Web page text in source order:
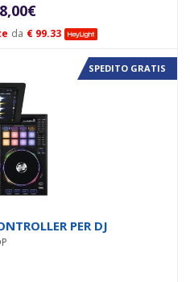
da € 99.33
€
SPEDITO GRATIS
PER DJ